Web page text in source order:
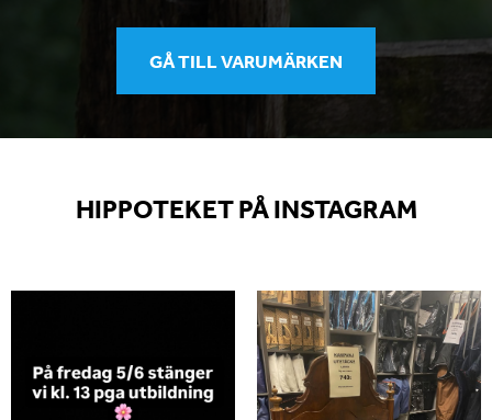
GÅ TILL VARUMÄRKEN
HIPPOTEKET PÅ INSTAGRAM